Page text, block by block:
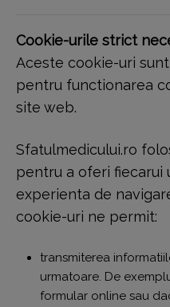
Cookie-urile strict
Aceste cookie-uri
pentru functionarea
site web.
Sfatulmedicului.ro
pentru a oferi fiecarui
experienta de
cookie-uri ne permit:
transmiterea
urmatoare. De
formular online sau